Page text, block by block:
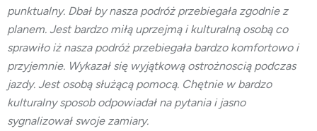
punktualny. Dbał by nasza podróż przebiegała zgodnie z
planem. Jest bardzo miłą uprzejmą i kulturalną osobą co
sprawiło iż nasza podróż przebiegała bardzo komfortowo i
przyjemnie. Wykazał się wyjątkową ostrożnoscią podczas
jazdy. Jest osobą służącą pomocą. Chętnie w bardzo
kulturalny sposob odpowiadał na pytania i jasno
sygnalizował swoje zamiary.